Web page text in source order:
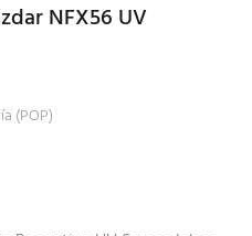
NFX56 UV
(POP)